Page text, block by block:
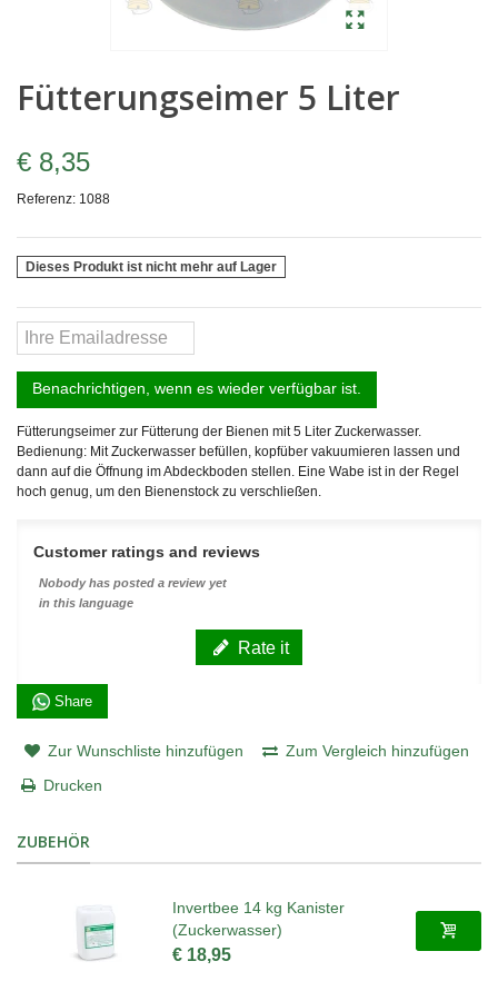
Fütterungseimer 5 Liter
€ 8,35
Referenz: 1088
Dieses Produkt ist nicht mehr auf Lager
Benachrichtigen, wenn es wieder verfügbar ist.
Fütterungseimer zur Fütterung der Bienen mit 5 Liter Zuckerwasser.
Bedienung: Mit Zuckerwasser befüllen, kopfüber vakuumieren lassen und
dann auf die Öffnung im Abdeckboden stellen. Eine Wabe ist in der Regel
hoch genug, um den Bienenstock zu verschließen.
Customer ratings and reviews
Nobody has posted a review yet
in this language
Rate it
Share
Zur Wunschliste hinzufügen
Zum Vergleich hinzufügen
Drucken
ZUBEHÖR
Invertbee 14 kg Kanister
(Zuckerwasser)
€ 18,95